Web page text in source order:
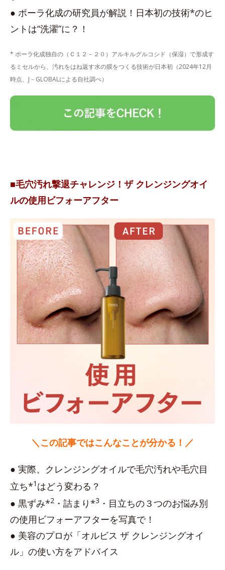
● ポーラ化成の研究員が解説！日本初の技術*のヒ
ントは“洗濯”に？！
* ポーラ化成独自の（Ｃ１２－２０）アルキルグルコシド（保湿）で形成す
るミセルから、汚れをはね返す水の膜をつくる技術が日本初（2024年12月
時点、J－GLOBALによる自社調べ）
■毛穴汚れ撃退チャレンジ！ザ クレンジングオイ
ルの使用ビフォーアフター
＼この記事ではこんなことが分かる！／
● 実際、クレンジングオイルで毛穴汚れや毛穴目
立ち*1 はどう変わる？
● 黒ずみ*2 ・詰まり*3 ・目立ちの３つのお悩み別
の使用ビフォーアフターを写真で！
● 美容のプロが「オルビス ザ クレンジングオイ
ル」の使い方をアドバイス